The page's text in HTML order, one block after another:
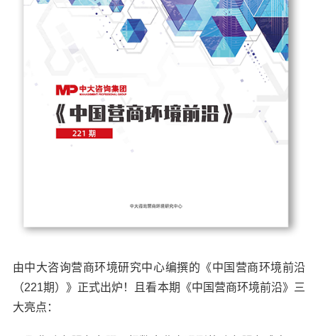
由中大咨询营商环境研究中心编撰的《中国营商环境前沿
（221期）》正式出炉！且看本期《中国营商环境前沿》三
大亮点：